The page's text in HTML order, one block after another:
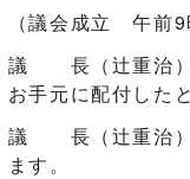
（議会成立 午前9
議 長（辻󠄀重治）
お手元に配付した
議 長（辻󠄀重治）
ます。